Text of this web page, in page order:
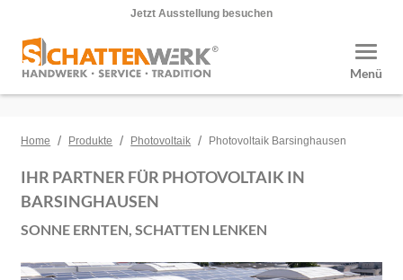
Jetzt Ausstellung besuchen
Menü
Home / Produkte / Photovoltaik / Photovoltaik Barsinghausen
IHR PARTNER FÜR PHOTOVOLTAIK IN
BARSINGHAUSEN
SONNE ERNTEN, SCHATTEN LENKEN